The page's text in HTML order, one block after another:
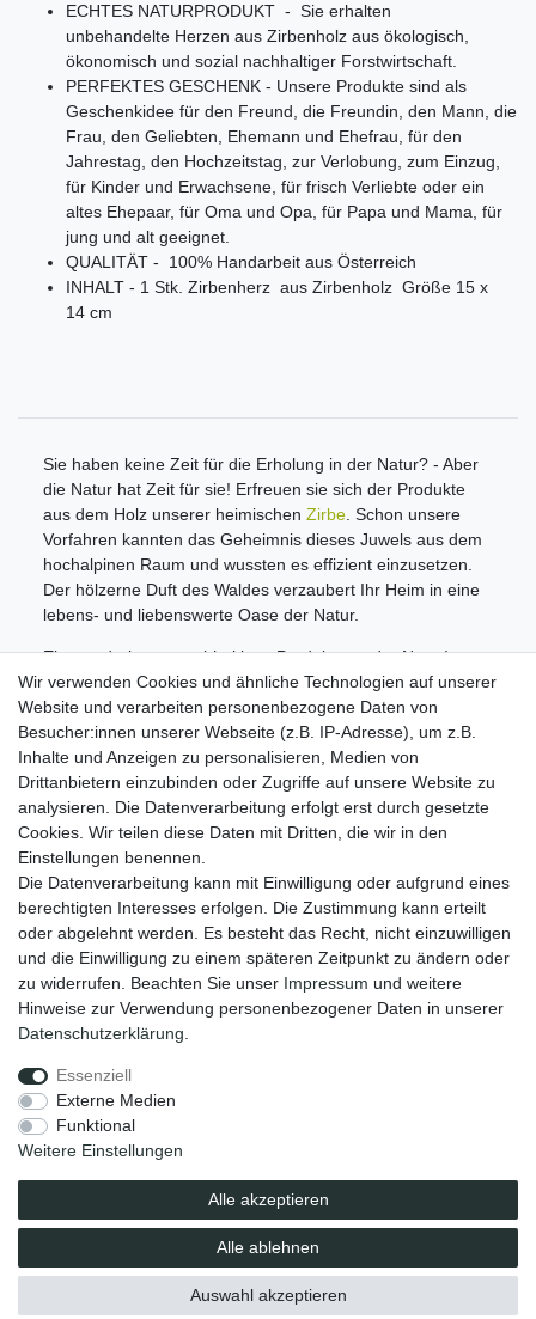
ECHTES NATURPRODUKT - Sie erhalten
unbehandelte Herzen aus Zirbenholz aus ökologisch,
ökonomisch und sozial nachhaltiger Forstwirtschaft.
PERFEKTES GESCHENK - Unsere Produkte sind als
Geschenkidee für den Freund, die Freundin, den Mann, die
Frau, den Geliebten, Ehemann und Ehefrau, für den
Jahrestag, den Hochzeitstag, zur Verlobung, zum Einzug,
für Kinder und Erwachsene, für frisch Verliebte oder ein
altes Ehepaar, für Oma und Opa, für Papa und Mama, für
jung und alt geeignet.
QUALITÄT - 100% Handarbeit aus Österreich
INHALT - 1 Stk. Zirbenherz aus Zirbenholz Größe 15 x
14 cm
Sie haben keine Zeit für die Erholung in der Natur? - Aber
die Natur hat Zeit für sie! Erfreuen sie sich der Produkte
aus dem Holz unserer heimischen Zirbe . Schon unsere
Vorfahren kannten das Geheimnis dieses Juwels aus dem
hochalpinen Raum und wussten es effizient einzusetzen.
Der hölzerne Duft des Waldes verzaubert Ihr Heim in eine
lebens- und liebenswerte Oase der Natur.
Ein wunderbares nachhaltiges Produkt aus der Natur!
Informationen
Zahlungsmöglichkeiten
Versandinformationen
Kontakt
Wiederverkäufer / Händler
Social Media
Facebook
Instagram
Unsere Vorteile
kostenloser Versand ab 70 EUR
30 Tage Rückgaberecht
Wir verwenden Cookies und ähnliche Technologien auf unserer
Website und verarbeiten personenbezogene Daten von
Besucher:innen unserer Webseite (z.B. IP-Adresse), um z.B.
Inhalte und Anzeigen zu personalisieren, Medien von
Drittanbietern einzubinden oder Zugriffe auf unsere Website zu
analysieren. Die Datenverarbeitung erfolgt erst durch gesetzte
Cookies. Wir teilen diese Daten mit Dritten, die wir in den
Einstellungen benennen.
Die Datenverarbeitung kann mit Einwilligung oder aufgrund eines
berechtigten Interesses erfolgen. Die Zustimmung kann erteilt
oder abgelehnt werden. Es besteht das Recht, nicht einzuwilligen
und die Einwilligung zu einem späteren Zeitpunkt zu ändern oder
zu widerrufen. Beachten Sie unser Impressum und weitere
Hinweise zur Verwendung personenbezogener Daten in unserer
Daten­schutz­erklärung
Essenziell
Externe Medien
Funktional
Weitere Einstellungen
Alle akzeptieren
Alle ablehnen
Auswahl akzeptieren
Impressum
Vertrag widerrufen
© elavita GmbH. Alle Rechte vorbehalten.